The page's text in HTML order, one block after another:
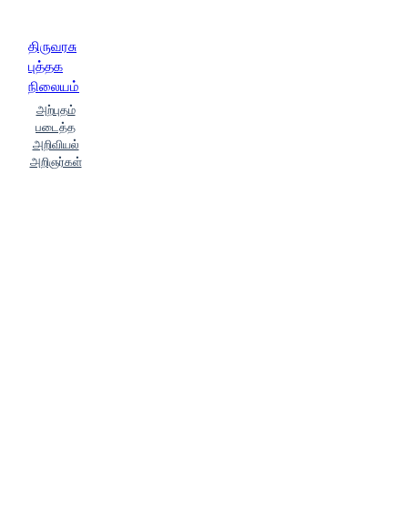
திருவரசு
புத்தக
நிலையம்
அற்புதம்
படைத்த
அறிவியல்
அறிஞர்கள்